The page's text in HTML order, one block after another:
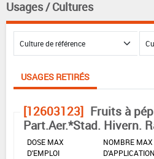
Usages / Cultures
USAGES RETIRÉS
[12603123] Fruits à
Part.Aer.*Stad. Hivern.
DOSE MAX
D'EMPLOI
NOMBRE MAX
D'APPLICATION